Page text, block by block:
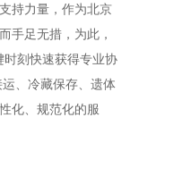
持力量，作为北京
手足无措，为此，
刻快速获得专业协
、冷藏保存、遗体
化、规范化的服